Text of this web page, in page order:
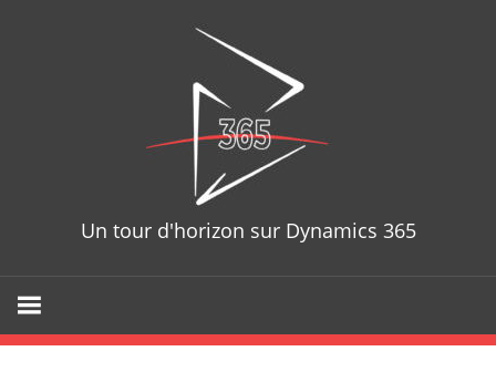
Un tour d'horizon sur Dynamics 365